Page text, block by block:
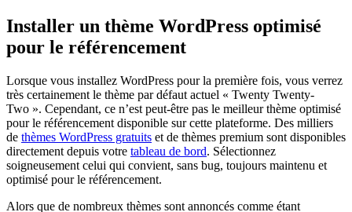
Installer un thème WordPress optimisé
pour le référencement
Lorsque vous installez WordPress pour la première fois, vous verrez
très certainement le thème par défaut actuel « Twenty Twenty-
Two ». Cependant, ce n’est peut-être pas le meilleur thème optimisé
pour le référencement disponible sur cette plateforme. Des milliers
de thèmes WordPress gratuits et de thèmes premium sont disponibles
directement depuis votre tableau de bord. Sélectionnez
soigneusement celui qui convient, sans bug, toujours maintenu et
optimisé pour le référencement.
Alors que de nombreux thèmes sont annoncés comme étant